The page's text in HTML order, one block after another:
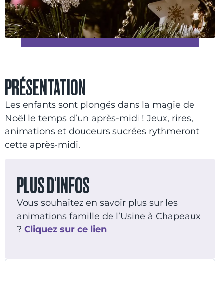
PRÉSENTATION
Les enfants sont plongés dans la magie de
Noël le temps d’un après-midi ! Jeux, rires,
animations et douceurs sucrées rythmeront
cette après-midi.
PLUS D'INFOS
Vous souhaitez en savoir plus sur les
animations famille de l’Usine à Chapeaux
? Cliquez sur ce lien